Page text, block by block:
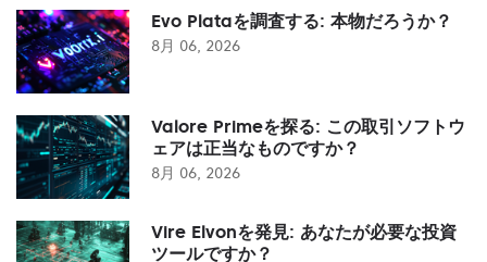
Evo Plataを調査する: 本物だろうか？
8月 06, 2026
Valore Primeを探る: この取引ソフトウ
ェアは正当なものですか？
8月 06, 2026
Vire Elvonを発見: あなたが必要な投資
ツールですか？